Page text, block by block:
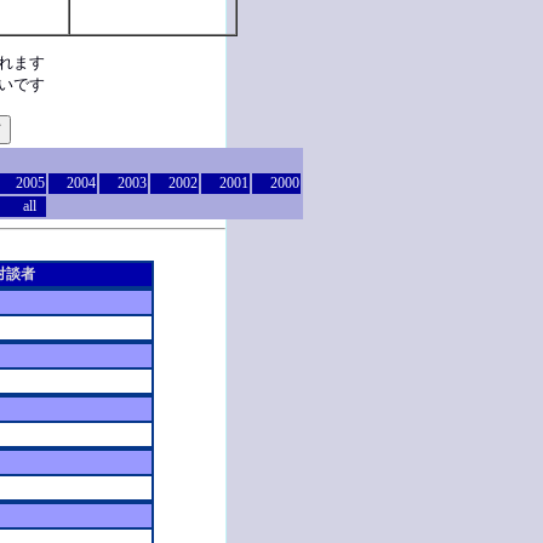
ます
です
2005 2004 2003 2002 2001
2000
all
談者